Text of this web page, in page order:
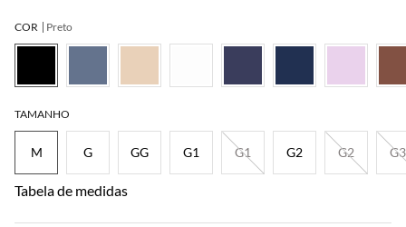
COR Preto
TAMANHO
M G GG G1 G1 G2 G2 G3
Tabela de medidas